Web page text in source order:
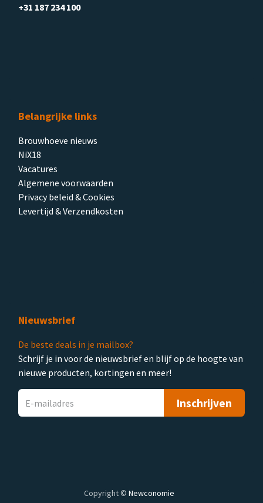
+31 187 234 100
Belangrijke links
Brouwhoeve nieuws
NiX18
Vacatures
Algemene voorwaarden
Privacy beleid & Cookies
Levertijd & Verzendkosten
Nieuwsbrief
De beste deals in je mailbox?
Schrijf je in voor de nieuwsbrief en blijf op de hoogte van
nieuwe producten, kortingen en meer!
Inschrijven
Copyright © Newconomie